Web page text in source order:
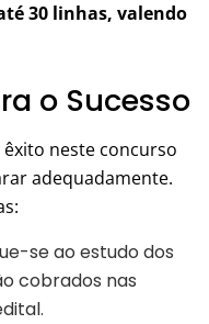
30 linhas, valendo
o Sucesso
neste concurso
adequadamente.
se ao estudo dos
cobrados nas